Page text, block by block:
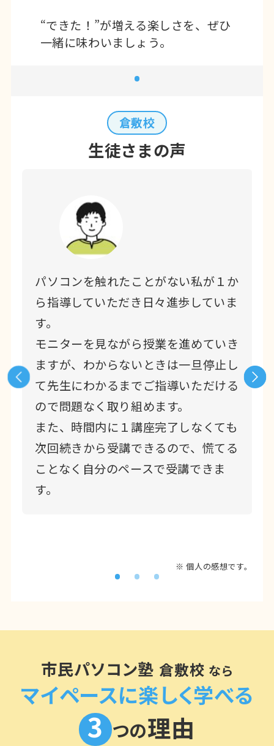
“できた！”が増える楽しさを、ぜひ
一緒に味わいましょう。
倉敷校
生徒さまの声
パソコンを触れたことがない私が１か
ら指導していただき日々進歩していま
す。
モニターを見ながら授業を進めていき
ますが、わからないときは一旦停止し
て先生にわかるまでご指導いただける
ので問題なく取り組めます。
また、時間内に１講座完了しなくても
次回続きから受講できるので、慌てる
ことなく自分のペースで受講できま
す。
※ 個人の感想です。
市民パソコン塾 倉敷校 なら
マイペースに楽しく学べる
3 つの理由